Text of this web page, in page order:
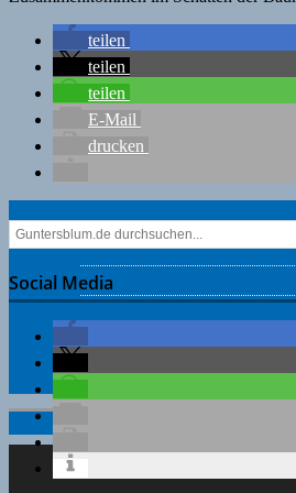
teilen
teilen
teilen
E-Mail
drucken
Social Media